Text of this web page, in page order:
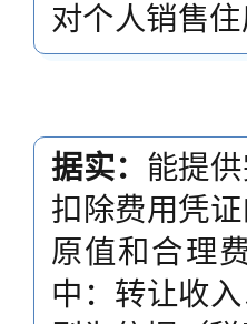
对个人销售
据实： 能提
扣除费用凭
原值和合理
中：转让收